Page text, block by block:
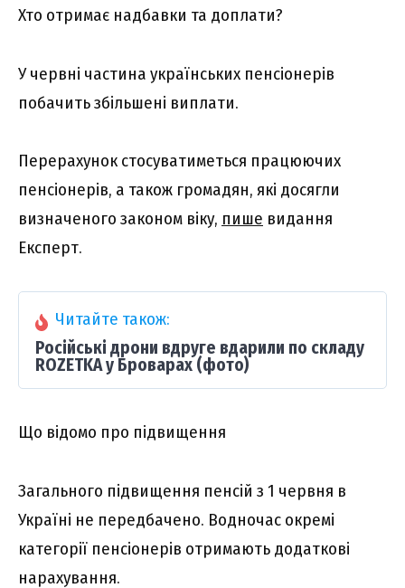
Хто отримає надбавки та доплати?
У червні частина українських пенсіонерів
побачить збільшені виплати.
Перерахунок стосуватиметься працюючих
пенсіонерів, а також громадян, які досягли
визначеного законом віку, пише видання
Експерт.
Читайте також:
Російські дрони вдруге вдарили по складу
ROZETKA у Броварах (фото)
Що відомо про підвищення
Загального підвищення пенсій з 1 червня в
Україні не передбачено. Водночас окремі
категорії пенсіонерів отримають додаткові
нарахування.